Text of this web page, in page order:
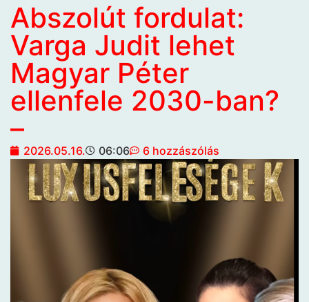
Abszolút fordulat:
Varga Judit lehet
Magyar Péter
ellenfele 2030-ban?
–
2026.05.16. 06:06 6 hozzászólás